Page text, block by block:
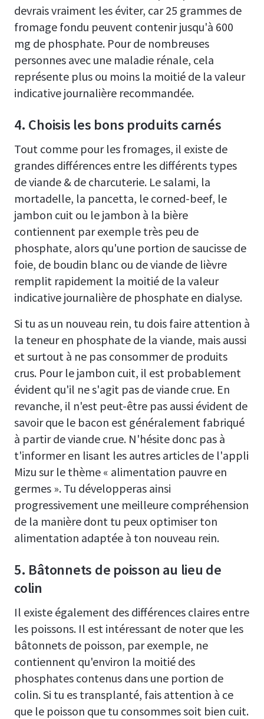
devrais vraiment les éviter, car 25 grammes de
fromage fondu peuvent contenir jusqu'à 600
mg de phosphate. Pour de nombreuses
personnes avec une maladie rénale, cela
représente plus ou moins la moitié de la valeur
indicative journalière recommandée.
4. Choisis les bons produits carnés
Tout comme pour les fromages, il existe de
grandes différences entre les différents types
de viande & de charcuterie. Le salami, la
mortadelle, la pancetta, le corned-beef, le
jambon cuit ou le jambon à la bière
contiennent par exemple très peu de
phosphate, alors qu'une portion de saucisse de
foie, de boudin blanc ou de viande de lièvre
remplit rapidement la moitié de la valeur
indicative journalière de phosphate en dialyse.
Si tu as un nouveau rein, tu dois faire attention à
la teneur en phosphate de la viande, mais aussi
et surtout à ne pas consommer de produits
crus. Pour le jambon cuit, il est probablement
évident qu'il ne s'agit pas de viande crue. En
revanche, il n'est peut-être pas aussi évident de
savoir que le bacon est généralement fabriqué
à partir de viande crue. N'hésite donc pas à
t'informer en lisant les autres articles de l'appli
Mizu sur le thème « alimentation pauvre en
germes ». Tu développeras ainsi
progressivement une meilleure compréhension
de la manière dont tu peux optimiser ton
alimentation adaptée à ton nouveau rein.
5. Bâtonnets de poisson au lieu de
colin
Il existe également des différences claires entre
les poissons. Il est intéressant de noter que les
bâtonnets de poisson, par exemple, ne
contiennent qu'environ la moitié des
phosphates contenus dans une portion de
colin. Si tu es transplanté, fais attention à ce
que le poisson que tu consommes soit bien cuit.